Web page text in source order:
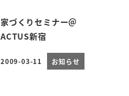
家づくりセミナー＠
ACTUS新宿
投稿日
2009-03-11 お知らせ